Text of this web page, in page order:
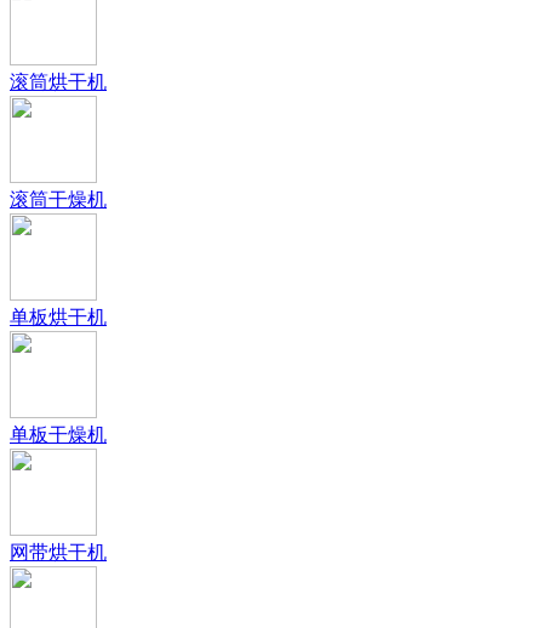
滚筒烘干机
滚筒干燥机
单板烘干机
单板干燥机
网带烘干机